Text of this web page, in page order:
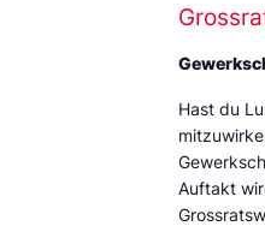
Hast du
Auftakt